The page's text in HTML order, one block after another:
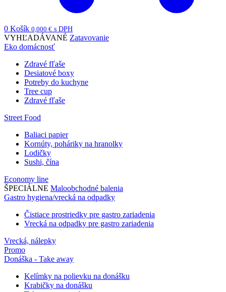
0 Košík 0,000 € s DPH
VYHĽADÁVANÉ Zatavovanie
Eko domácnosť
Zdravé fľaše
Desiatové boxy
Potreby do kuchyne
Tree cup
Zdravé fľaše
Street Food
Baliaci papier
Kornúty, poháriky na hranolky
Lodičky
Sushi, čína
Economy line
ŠPECIÁLNE Maloobchodné balenia
Gastro hygiena/vrecká na odpadky
Čistiace prostriedky pre gastro zariadenia
Vrecká na odpadky pre gastro zariadenia
Vrecká, nálepky
Promo
Donáška - Take away
Kelímky na polievku na donášku
Krabičky na donášku